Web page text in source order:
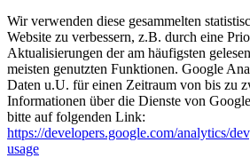
Wir verwenden diese gesammelten
Website zu verbessern, z.B. durch eine
Aktualisierungen der am häufigsten
meisten genutzten Funktionen. Google
Daten u.U. für einen Zeitraum von bis zu
Informationen über die Dienste von
bitte auf folgenden Link:
https://developers.google.com/analytics/
usage